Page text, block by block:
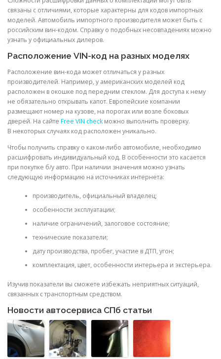
связаны с отличиями, которые характерны для кодов импортных
моделей. Автомобиль импортного производителя может быть с
российским вин-кодом. Справку о подобных несовпадениях можно
узнать у официальных дилеров.
Расположение VIN-код на разных моделях
Расположение вин-кода может отличаться у разных
производителей. Например, у американских моделей код
расположен в окошке под передним стеклом. Для доступа к нему
не обязательно открывать капот. Европейские компании
размещают номер на кузове, на порогах или возле боковых
дверей. На сайте Free VIN check можно выполнить проверку.
В некоторых случаях код расположен уникально.
Чтобы получить справку о каком-либо автомобиле, необходимо
расшифровать индивидуальный код. В особенности это касается
при покупке б/у авто. При наличии значения можно узнать
следующую информацию на источниках интернета:
производитель, официальный владелец;
особенности эксплуатации;
наличие ограничений, залоговое состояние;
технические показатели;
дату производства, пробег, участие в ДТП, угон;
комплектация, цвет, особенности интерьера и экстерьера.
Изучив показатели вы сможете избежать неприятных ситуаций,
связанных с транспортным средством.
Новости автосервиса СПб статьи